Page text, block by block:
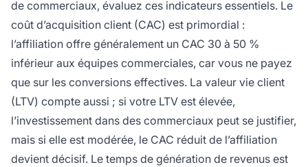
de commerciaux, évaluez ces indicateurs essentiels. Le
coût d’acquisition client (CAC) est primordial :
l’affiliation offre généralement un CAC 30 à 50 %
inférieur aux équipes commerciales, car vous ne payez
que sur les conversions effectives. La valeur vie client
(LTV) compte aussi ; si votre LTV est élevée,
l’investissement dans des commerciaux peut se justifier,
mais si elle est modérée, le CAC réduit de l’affiliation
devient décisif. Le temps de génération de revenus est